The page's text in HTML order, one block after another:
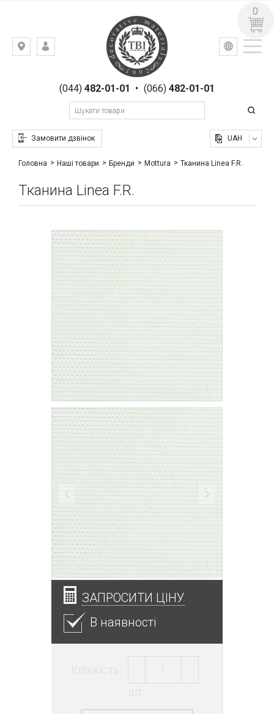
Київ,
Гоголівська,(044)482-01-01 • (066) 482-01-01
Замовити дзвінок
УКР РУС
UAH
0
Головна Наші товари Бренди Mottura Тканина Linea F.R.
Тканина Linea F.R.
ЗАПРОСИТИ ЦІНУ
В наявності
Кількість:
шт.